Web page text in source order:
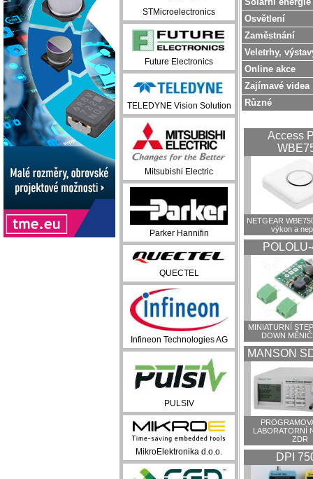
STMicroelectronics
Future Electronics
TELEDYNE Vision Solution
Mitsubishi Electric
Parker Hannifin
QUECTEL
Infineon Technologies AG
PULSIV
MikroElektronika d.o.o.
Osvětlení
Zaměstnání
Veletrhy,
Online akce
Zajímavé videa
Různé
Access
NETGEAR
výkon a
MINIATURNÍ
DOWN
MANSON
LABORATORNÍ
ZDR
DPI